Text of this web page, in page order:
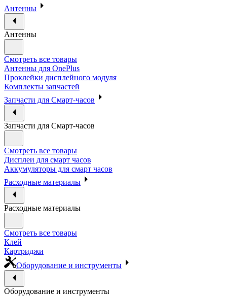
Антенны
Антенны
Смотреть все товары
Антенны для OnePlus
Проклейки дисплейного модуля
Комплекты запчастей
Запчасти для Смарт-часов
Запчасти для Смарт-часов
Смотреть все товары
Дисплеи для смарт часов
Аккумуляторы для смарт часов
Расходные материалы
Расходные материалы
Смотреть все товары
Клей
Картриджи
Оборудование и инструменты
Оборудование и инструменты